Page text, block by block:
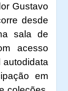
Gustavo
desde
sala de
acesso
autodidata
em